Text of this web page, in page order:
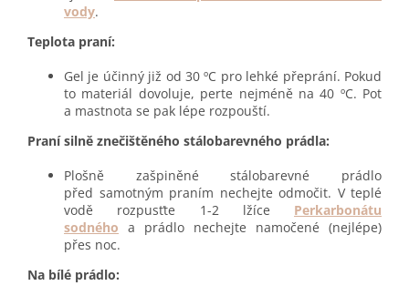
vody.
Teplota praní:
Gel je účinný již od 30 ºC pro lehké přeprání. Pokud
to materiál dovoluje, perte nejméně na 40 ºC. Pot
a mastnota se pak lépe rozpouští.
Praní silně znečištěného stálobarevného prádla:
Plošně zašpiněné stálobarevné prádlo
před samotným praním nechejte odmočit. V teplé
vodě rozpusťte 1-2 lžíce Perkarbonátu
sodného a prádlo nechejte namočené (nejlépe)
přes noc.
Na bílé prádlo: